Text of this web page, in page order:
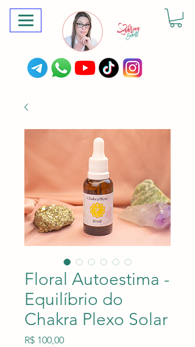
Floral Autoestima -
Equilíbrio do
Chakra Plexo Solar
R$ 100,00Preço